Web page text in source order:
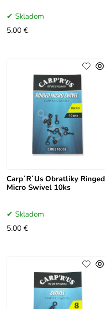
Skladom
5.00 €
Carp´R´Us Obratlíky Ringed
Micro Swivel 10ks
Skladom
5.00 €